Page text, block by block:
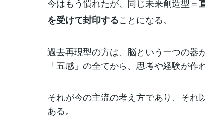
今はもう慣れたが、同じ未来創造型＝
を受けて封印することになる。
過去再現型の方は、脳という一つの器
「五感」の全てから、思考や経験が作
それが今の主流の考え方であり、それ
ある。